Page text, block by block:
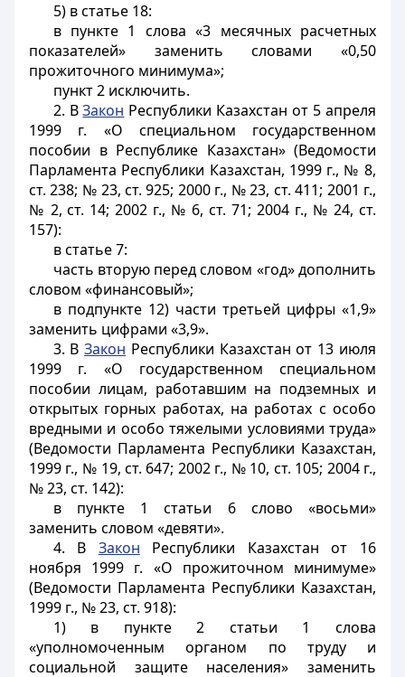
5) в статье 18:
в пункте 1 слова «3 месячных расчетных
показателей» заменить словами «0,50
прожиточного минимума»;
пункт 2 исключить.
2. ВЗакон Республики Казахстан от 5 апреля
1999 г. «О специальном государственном
пособии в Республике Казахстан» (Ведомости
Парламента Республики Казахстан, 1999 г., № 8,
ст. 238; № 23, ст. 925; 2000 г., № 23, ст. 411; 2001 г.,
№ 2, ст. 14; 2002 г., № 6, ст. 71; 2004 г., № 24, ст.
157):
в статье 7:
часть вторую перед словом «год» дополнить
словом «финансовый»;
в подпункте 12) части третьей цифры «1,9»
заменить цифрами «3,9».
3. ВЗакон Республики Казахстан от 13 июля
1999 г. «О государственном специальном
пособии лицам, работавшим на подземных и
открытых горных работах, на работах с особо
вредными и особо тяжелыми условиями труда»
(Ведомости Парламента Республики Казахстан,
1999 г., № 19, ст. 647; 2002 г., № 10, ст. 105; 2004 г.,
№ 23, ст. 142):
в пункте 1 статьи 6 слово «восьми»
заменить словом «девяти».
4. В Закон Республики Казахстан от 16
ноября 1999 г. «О прожиточном минимуме»
(Ведомости Парламента Республики Казахстан,
1999 г., № 23, ст. 918):
1) в пункте 2 статьи 1 слова
«уполномоченным органом по труду и
социальной защите населения» заменить